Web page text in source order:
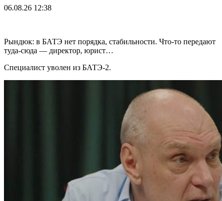
06.08.26 12:38
Рындюк: в БАТЭ нет порядка, стабильности. Что-то передают
туда-сюда — директор, юрист…
Специалист уволен из БАТЭ-2.